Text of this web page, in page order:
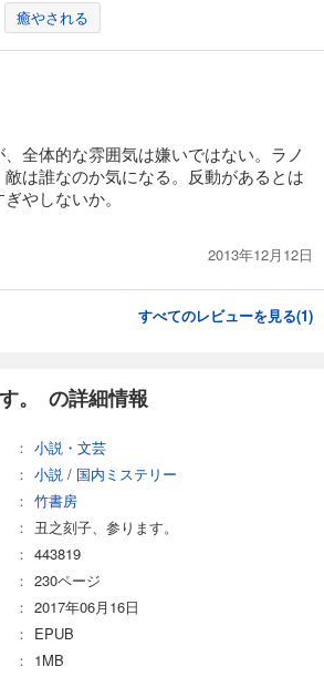
癒やされる
全体的な雰囲気は嫌いではない。ラノ
は誰なのか気になる。反動があるとは
やしないか。
2013年12月12日
すべてのレビューを見る(1)
。 の詳細情報
小説・文芸
小説 / 国内ミステリー
竹書房
丑之刻子、参ります。
443819
230ページ
2017年06月16日
EPUB
1MB